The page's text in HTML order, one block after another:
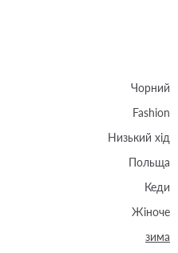
Чорний
Fashion
Низький хід
Польща
Кеди
Жіноче
зима